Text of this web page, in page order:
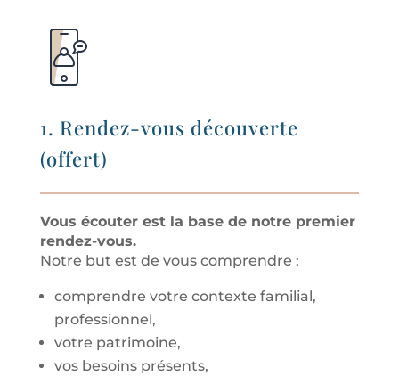
1. Rendez-vous découverte
(offert)
Vous écouter est la base de notre premier
rendez-vous.
Notre but est de vous comprendre :
comprendre votre contexte familial,
professionnel,
votre patrimoine,
vos besoins présents,